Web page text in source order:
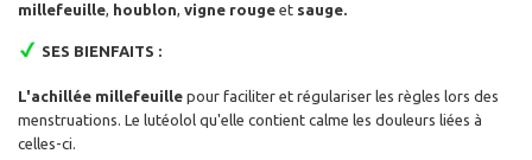
millefeuille, houblon, vigne rouge et sauge.
SES BIENFAITS :
L'achillée millefeuille pour faciliter et régulariser les règles lors des
menstruations. Le lutéolol qu'elle contient calme les douleurs liées à
celles-ci.